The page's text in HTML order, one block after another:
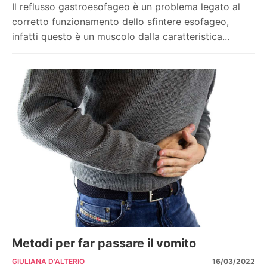
Il reflusso gastroesofageo è un problema legato al
corretto funzionamento dello sfintere esofageo,
infatti questo è un muscolo dalla caratteristica...
Metodi per far passare il vomito
GIULIANA D'ALTERIO 16/03/2022